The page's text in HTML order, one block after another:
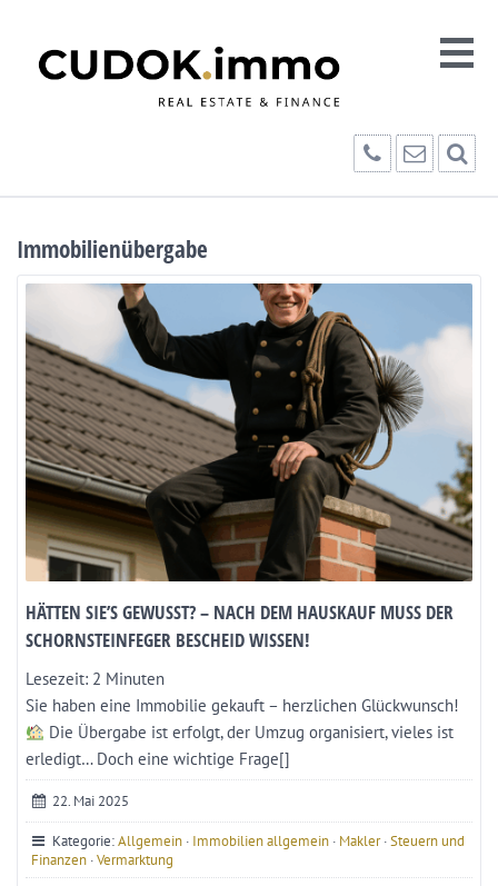
Immobilienübergabe
HÄTTEN SIE’S GEWUSST? – NACH DEM HAUSKAUF MUSS DER
SCHORNSTEINFEGER BESCHEID WISSEN!
Lesezeit: 2 Minuten
Sie haben eine Immobilie gekauft – herzlichen Glückwunsch!
Die Übergabe ist erfolgt, der Umzug organisiert, vieles ist
erledigt… Doch eine wichtige Frage[]
22. Mai 2025
Kategorie:Allgemein · Immobilien allgemein · Makler·Steuern und
Finanzen ·Vermarktung